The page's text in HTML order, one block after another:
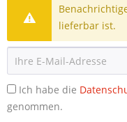
lieferbar ist.
Ich habe die
genommen.